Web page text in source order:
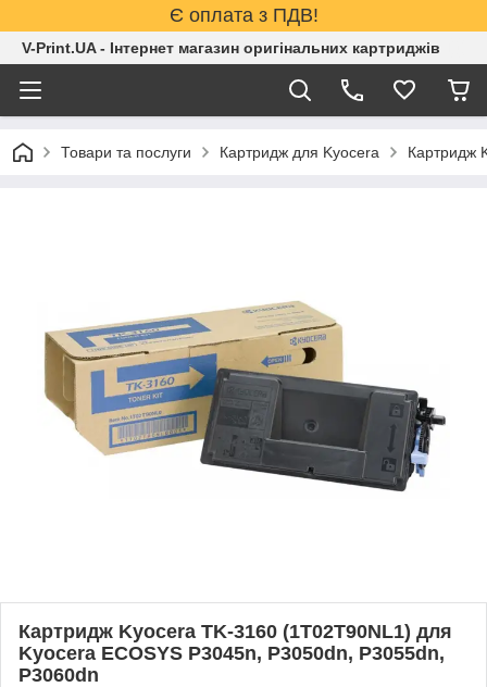
Є оплата з ПДВ!
V-Print.UA - Інтернет магазин оригінальних картриджів
Товари та послуги Картридж для Kyocera Картридж
Картридж Kyocera TK-3160 (1T02T90NL1) для
Kyocera ECOSYS P3045n, P3050dn, P3055dn,
P3060dn